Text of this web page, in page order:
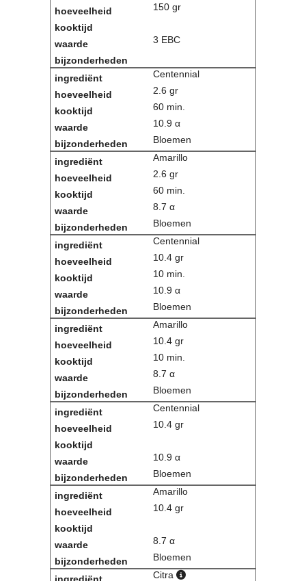
150 gr
3 EBC
Centennial
2.6 gr
60 min.
10.9 α
Bloemen
Amarillo
2.6 gr
60 min.
8.7 α
Bloemen
Centennial
10.4 gr
10 min.
10.9 α
Bloemen
Amarillo
10.4 gr
10 min.
8.7 α
Bloemen
Centennial
10.4 gr
10.9 α
Bloemen
Amarillo
10.4 gr
8.7 α
Bloemen
Citra